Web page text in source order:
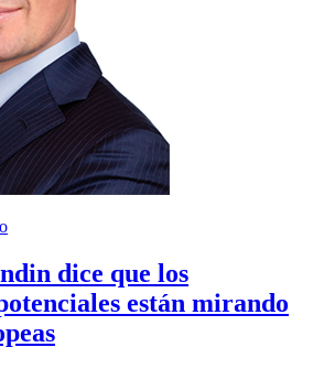
dice que los
están mirando